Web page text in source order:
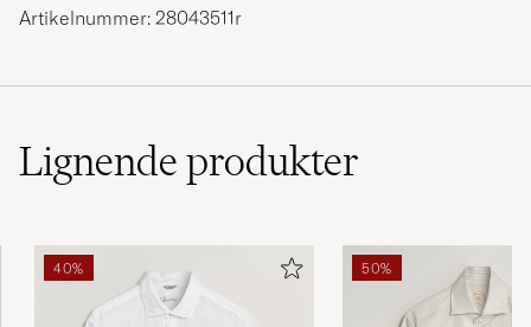
Artikelnummer: 28043511r
Lignendeprodukter
40% 50%